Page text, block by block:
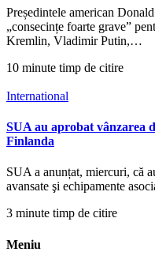
Președintele american
„consecințe foarte grave”
Kremlin, Vladimir Putin,…
10 minute timp de citire
International
SUA au aprobat vânzarea
Finlanda
SUA a anunțat, miercuri, că
avansate şi echipamente
3 minute timp de citire
Meniu